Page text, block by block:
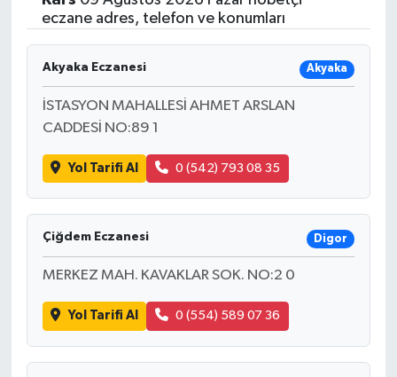
eczane adres, telefon ve konumları
Akyaka Eczanesi Akyaka
İSTASYON MAHALLESİ AHMET ARSLAN
CADDESİ NO:89 1
Yol Tarifi Al 0 (542) 793 08 35
Çiğdem Eczanesi Digor
MERKEZ MAH. KAVAKLAR SOK. NO:2 0
Yol Tarifi Al 0 (554) 589 07 36